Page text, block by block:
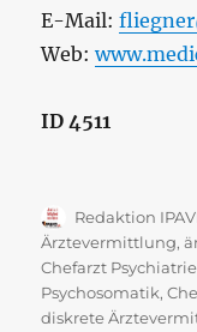
E-Mail:
Web:
ID 4511
Autor
Redaktion
Ärztevermittlung,
Chefarzt
Psychosomatik,
diskrete